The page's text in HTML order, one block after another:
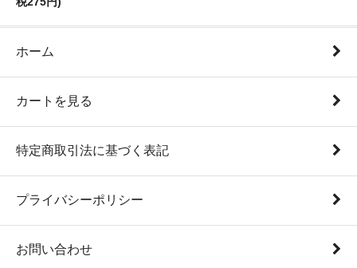
ホーム
カートを見る
特定商取引法に基づく表記
プライバシーポリシー
お問い合わせ